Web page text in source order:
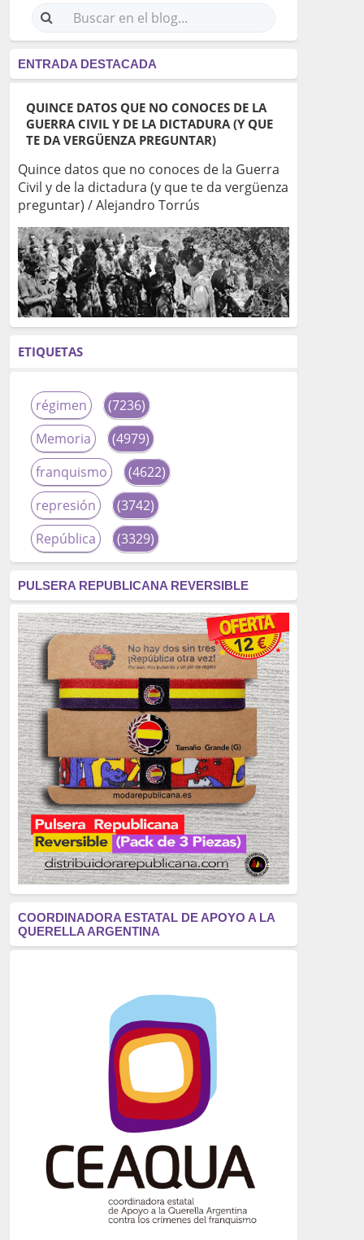
ENTRADA DESTACADA
QUINCE DATOS QUE NO CONOCES DE LA
GUERRA CIVIL Y DE LA DICTADURA (Y QUE
TE DA VERGÜENZA PREGUNTAR)
Quince datos que no conoces de la Guerra
Civil y de la dictadura (y que te da vergüenza
preguntar) / Alejandro Torrús
ETIQUETAS
régimen
(7236)
Memoria
(4979)
franquismo
(4622)
represión
(3742)
República
(3329)
fascismo
(2677)
tardofranquismo
(2320)
Actualidad
(2319)
monarquía
(2253)
borbones
(2176)
Cultura
(2163)
Guerra
(1674)
genocidio
(1234)
mujer
(1070)
Eventos
(914)
Crímenes del franquismo
(721)
(699)
(607)
neofranquismo
(567)
Justicia Universal
Derechos Humanos
(522)
Nacionalcatolicismo
(514)
PULSERA REPUBLICANA REVERSIBLE
COORDINADORA ESTATAL DE APOYO A LA
QUERELLA ARGENTINA